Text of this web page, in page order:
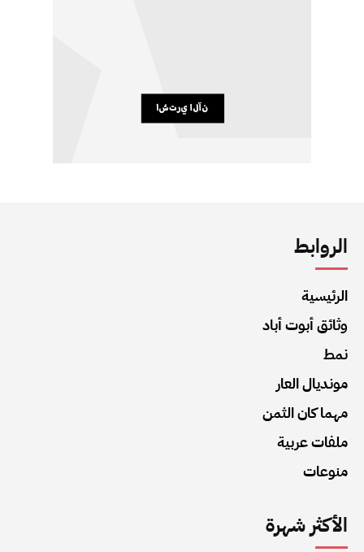
الروابط
الرئيسية
وثائق أبوت أباد
نمط
مونديال العار
مهما كان الثمن
ملفات عربية
منوعات
الأكثر شهرة